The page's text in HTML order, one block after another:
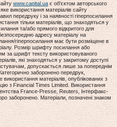
www.capital.ua є об'єктом авторського
використання матеріалів сайту
передруку і за наявності гіперпосилання
тільки матеріалів, що знаходяться у
та/або прямого відкритого для
адресу матеріалу на
гіперпосилання має бути розміщене в
Розмір шрифту посилання або
за шрифт тексту використовуваного
які знаходяться у закритому доступі
допускається лише за попереднім
заборонено передрук,
використання матеріалів, опублікованих з
з Financial Times Limited. Використання
France-Presse, Reuters, Інтерфакс-
заборонено. Матеріали, позначені знаком